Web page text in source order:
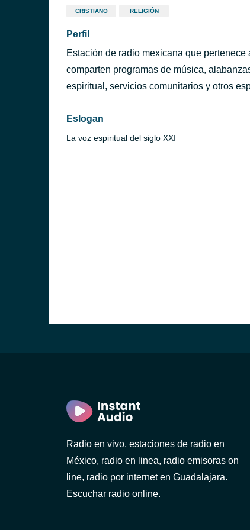
CRISTIANO RELIGIÓN
Perfil
Estación de radio mexicana que
comparten programas de música,
espiritual, servicios comunitarios y otros
Eslogan
La voz espiritual del siglo XXI
Radio en vivo, estaciones de radio en
México, radio en linea, radio emisoras on
line, radio por internet en Guadalajara.
Escuchar radio online.